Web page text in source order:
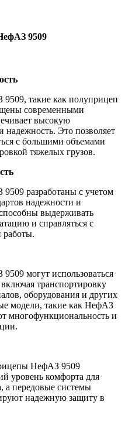
9509
такие как полуприцеп
современными
высокую
надежность. Это позволяет
с большими объемами
тяжелых грузов.
разработаны с учетом
надежности и
выдерживать
и справляться с
работы.
могут использоваться
транспортировку
оборудования и других
модели, такие как НефАЗ
многофункциональность и
НефАЗ 9509
уровень комфорта для
а передовые системы
надежную защиту в